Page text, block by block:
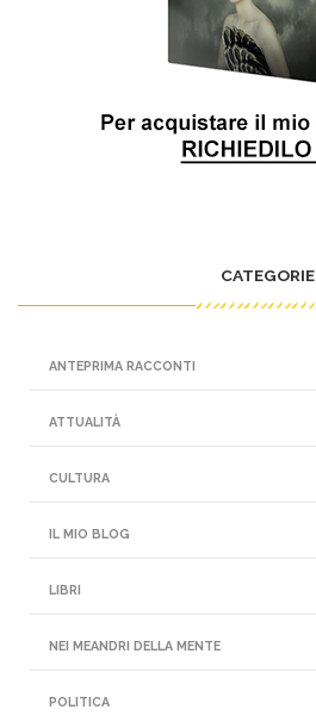
CATEGORIE
ANTEPRIMA RACCONTI
ATTUALITÀ
CULTURA
IL MIO BLOG
LIBRI
NEI MEANDRI DELLA MENTE
POLITICA